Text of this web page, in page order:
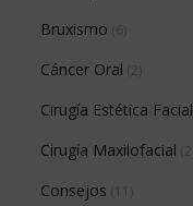
Bruxismo
Cáncer Oral
Cirugía Estética Facial
Cirugía Maxilofacial
Consejos